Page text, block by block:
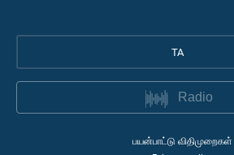
TA
Radio
பயன்பாட்டு விதிமுறைகள்